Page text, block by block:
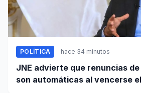
POLÍTICA hace 34 minutos
JNE advierte que renuncias
son automáticas al vencerse